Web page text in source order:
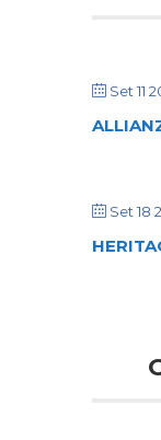
Set 11
Set 18